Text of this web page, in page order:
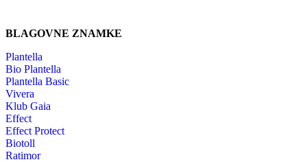
BLAGOVNE ZNAMKE
Plantella
Bio Plantella
Plantella Basic
Vivera
Klub Gaia
Effect
Effect Protect
Biotoll
Ratimor